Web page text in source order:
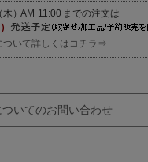
ついて詳しくはコチラ⇒
いてのお問い合わせ